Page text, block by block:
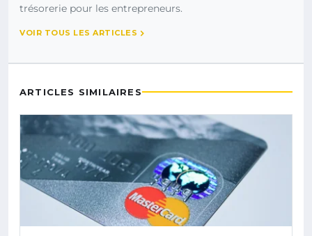
trésorerie pour les entrepreneurs.
VOIR TOUS LES ARTICLES
ARTICLES SIMILAIRES